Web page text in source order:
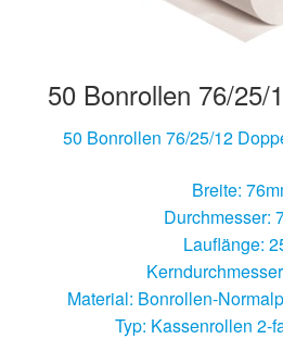
50 Bonrollen 76/25/
50 Bonrollen 76/25/12
Breite:
Durchmesser:
Lauflänge:
Material: Bonrollen-
Typ: Kassenrollen 2-